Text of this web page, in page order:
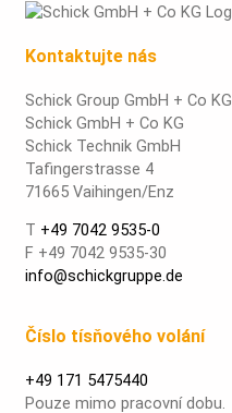
Kontaktujte nás
Schick Group GmbH + Co KG
Schick GmbH + Co KG
Schick Technik GmbH
Tafingerstrasse 4
71665 Vaihingen/Enz
T +49 7042 9535-0
F +49 7042 9535-30
info@schickgruppe.de
Číslo tísňového volání
+49 171 5475440
Pouze mimo pracovní dobu.